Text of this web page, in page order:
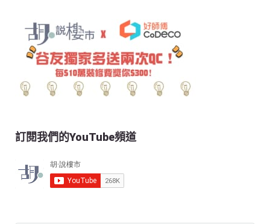
訂閱我們的YouTube頻道